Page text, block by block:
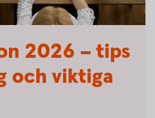
2026 – tips
och viktiga